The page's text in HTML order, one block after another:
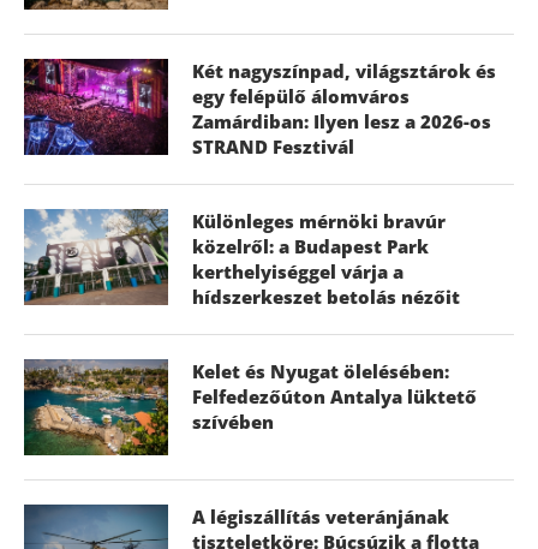
Két nagyszínpad, világsztárok és
egy felépülő álomváros
Zamárdiban: Ilyen lesz a 2026-os
STRAND Fesztivál
Különleges mérnöki bravúr
közelről: a Budapest Park
kerthelyiséggel várja a
hídszerkeszet betolás nézőit
Kelet és Nyugat ölelésében:
Felfedezőúton Antalya lüktető
szívében
A légiszállítás veteránjának
tiszteletköre: Búcsúzik a flotta